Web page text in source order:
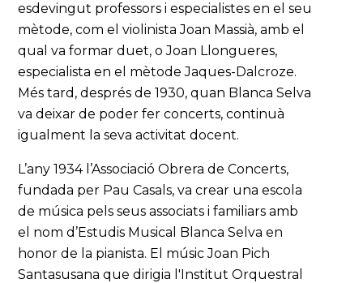
esdevingut professors i especialistes en el seu
mètode, com el violinista Joan Massià, amb el
qual va formar duet, o Joan Llongueres,
especialista en el mètode Jaques-Dalcroze.
Més tard, després de 1930, quan Blanca Selva
va deixar de poder fer concerts, continuà
igualment la seva activitat docent.
L’any 1934 l’Associació Obrera de Concerts,
fundada per Pau Casals, va crear una escola
de música pels seus associats i familiars amb
el nom d’Estudis Musical Blanca Selva en
honor de la pianista. El músic Joan Pich
Santasusana que dirigia l'Institut Orquestral